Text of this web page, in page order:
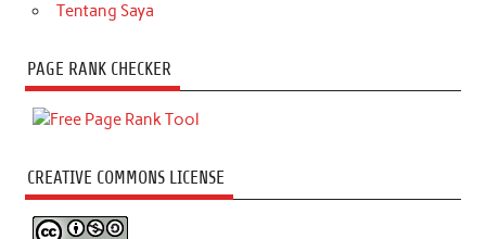
Tentang Saya
PAGE RANK CHECKER
CREATIVE COMMONS LICENSE